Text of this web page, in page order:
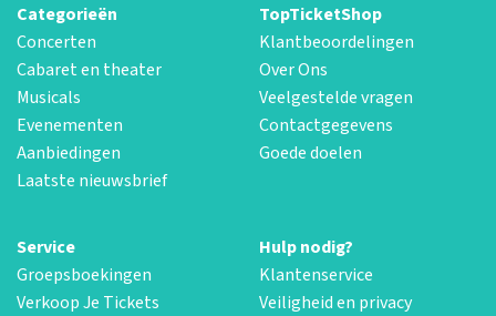
Categorieën
Concerten
Cabaret en theater
Musicals
Evenementen
Aanbiedingen
Laatste nieuwsbrief
TopTicketShop
Klantbeoordelingen
Over Ons
Veelgestelde vragen
Contactgegevens
Goede doelen
Service
Groepsboekingen
Verkoop Je Tickets
Hulp nodig?
Klantenservice
Veiligheid en privacy